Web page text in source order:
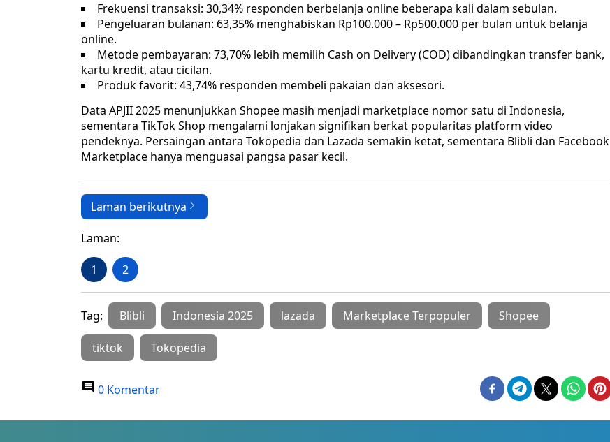
Frekuensi transaksi: 30,34% responden berbelanja online beberapa kali dalam sebulan.
Pengeluaran bulanan: 63,35% menghabiskan Rp100.000 – Rp500.000 per bulan untuk belanja
online.
Metode pembayaran: 73,70% lebih memilih Cash on Delivery (COD) dibandingkan transfer bank,
kartu kredit, atau cicilan.
Produk favorit: 43,74% responden membeli pakaian dan aksesori.
Data APJII 2025 menunjukkan Shopee masih menjadi marketplace nomor satu di Indonesia,
sementara TikTok Shop mengalami lonjakan signifikan berkat popularitas platform video
pendeknya. Persaingan antara Tokopedia dan Lazada semakin ketat, sementara Blibli dan Facebook
Marketplace hanya menguasai pangsa pasar kecil.
Laman berikutnya
Laman:
1 2
Tag: Blibli Indonesia 2025 lazada Marketplace Terpopuler Shopee
tiktok Tokopedia
0 Komentar